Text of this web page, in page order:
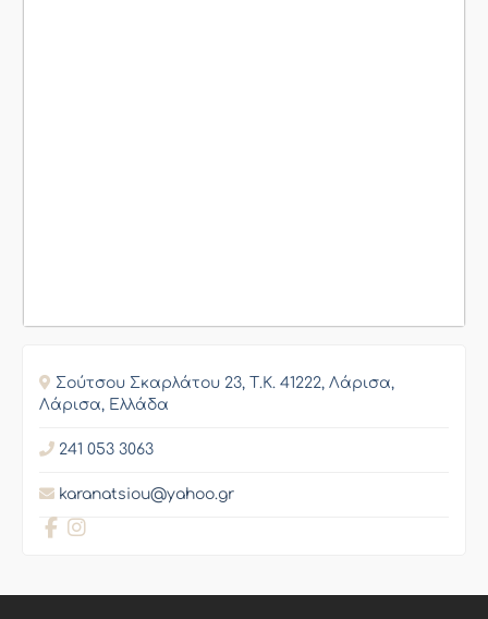
⁩⁦Σούτσου Σκαρλάτου 23, Τ.Κ. 41222, Λάρισα,
Λάρισα, Ελλάδα
241 053 3063
karanatsiou@yahoo.gr